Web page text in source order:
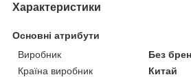
Характеристики
Основні атрибути
Виробник
Без
Країна виробник
Китай